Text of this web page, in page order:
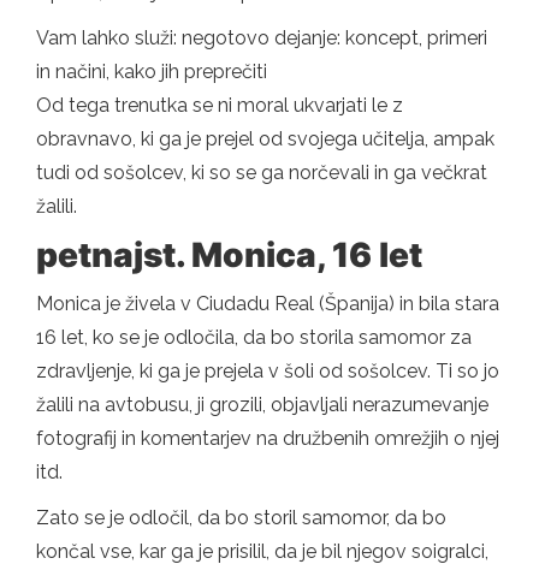
Vam lahko služi: negotovo dejanje: koncept, primeri
in načini, kako jih preprečiti
Od tega trenutka se ni moral ukvarjati le z
obravnavo, ki ga je prejel od svojega učitelja, ampak
tudi od sošolcev, ki so se ga norčevali in ga večkrat
žalili.
petnajst. Monica, 16 let
Monica je živela v Ciudadu Real (Španija) in bila stara
16 let, ko se je odločila, da bo storila samomor za
zdravljenje, ki ga je prejela v šoli od sošolcev. Ti so jo
žalili na avtobusu, ji grozili, objavljali nerazumevanje
fotografij in komentarjev na družbenih omrežjih o njej
itd.
Zato se je odločil, da bo storil samomor, da bo
končal vse, kar ga je prisilil, da je bil njegov soigralci,